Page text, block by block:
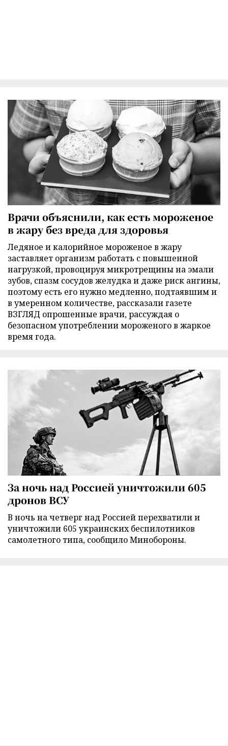
Врачи объяснили, как есть мороженое
в жару без вреда для здоровья
Ледяное и калорийное мороженое в жару
заставляет организм работать с повышенной
нагрузкой, провоцируя микротрещины на эмали
зубов, спазм сосудов желудка и даже риск ангины,
поэтому есть его нужно медленно, подтаявшим и
в умеренном количестве, рассказали газете
ВЗГЛЯД опрошенные врачи, рассуждая о
безопасном употреблении мороженого в жаркое
время года.
За ночь над Россией уничтожили 605
дронов ВСУ
В ночь на четверг над Россией перехватили и
уничтожили 605 украинских беспилотников
самолетного типа, сообщило Минобороны.